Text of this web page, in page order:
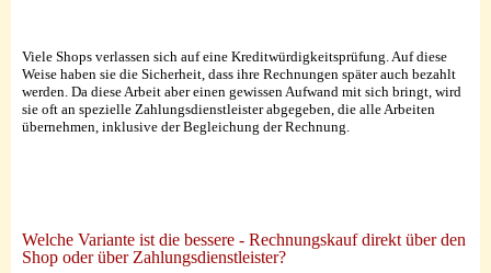
Viele Shops verlassen sich auf eine Kreditwürdigkeitsprüfung. Auf diese
Weise haben sie die Sicherheit, dass ihre Rechnungen später auch bezahlt
werden. Da diese Arbeit aber einen gewissen Aufwand mit sich bringt, wird
sie oft an spezielle Zahlungsdienstleister abgegeben, die alle Arbeiten
übernehmen, inklusive der Begleichung der Rechnung.
Welche Variante ist die bessere - Rechnungskauf direkt über den
Shop oder über Zahlungsdienstleister?